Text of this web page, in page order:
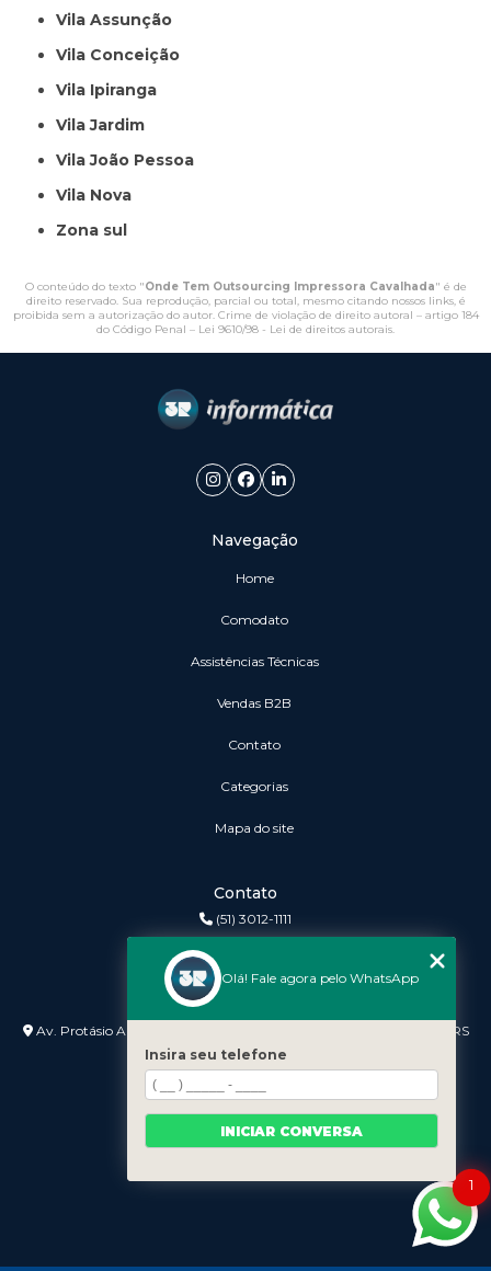
Vila Assunção
Vila Conceição
Vila Ipiranga
Vila Jardim
Vila João Pessoa
Vila Nova
Zona sul
O conteúdo do texto "Onde Tem Outsourcing Impressora Cavalhada" é de
direito reservado. Sua reprodução, parcial ou total, mesmo citando nossos links, é
proibida sem a autorização do autor. Crime de violação de direito autoral – artigo 184
do Código Penal – Lei 9610/98 - Lei de direitos autorais
Navegação
Home
Comodato
Assistências Técnicas
vendas B2B
Contato
Categorias
Mapa do site
Contato
(51) 3012-1111
Endereço
Av. Protásio Alves nº 3240 Lojas 7 e 8 - Petrópolis - Porto Alegre - RS
- 90410-007
1
Olá! Fale agora pelo WhatsApp
Insira seu telefone
INICIAR CONVERSA